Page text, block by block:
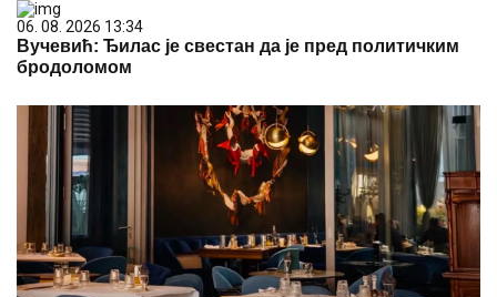
06. 08. 2026 13:34
Вучевић: Ђилас је свестан да је пред политичким
бродоломом